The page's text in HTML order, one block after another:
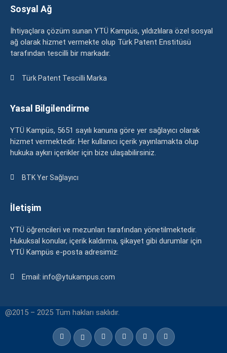
Sosyal Ağ
İhtiyaçlara çözüm sunan YTÜ Kampüs, yıldızlılara özel sosyal
ağ olarak hizmet vermekte olup Türk Patent Enstitüsü
tarafından tescilli bir markadır.
Türk Patent Tescilli Marka
Yasal Bilgilendirme
YTÜ Kampüs, 5651 sayılı kanuna göre yer sağlayıcı olarak
hizmet vermektedir. Her kullanıcı içerik yayınlamakta olup
hukuka aykırı içerikler için bize ulaşabilirsiniz.
BTK Yer Sağlayıcı
İletişim
YTÜ öğrencileri ve mezunları tarafından yönetilmektedir.
Hukuksal konular, içerik kaldırma, şikayet gibi durumlar için
YTÜ Kampüs e-posta adresimiz:
Email: info@ytukampus.com
@2015 – 2025 Tüm hakları saklıdır.